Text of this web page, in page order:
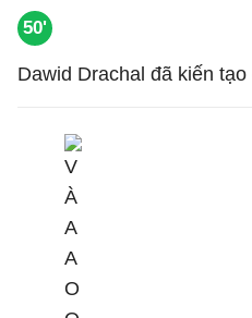
50'
Dawid Drachal đã kiến